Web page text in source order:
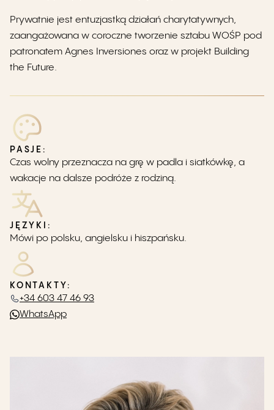
Prywatnie jest entuzjastką działań charytatywnych,
zaangażowana w coroczne tworzenie sztabu WOŚP pod
patronatem Agnes Inversiones oraz w projekt Building
the Future.
PASJE :
Czas wolny przeznacza na grę w padla i siatkówkę, a
wakacje na dalsze podróże z rodziną.
JĘZYKI :
Mówi po polsku, angielsku i hiszpańsku.
KONTAKTY :
+34 603 47 46 93
WhatsApp